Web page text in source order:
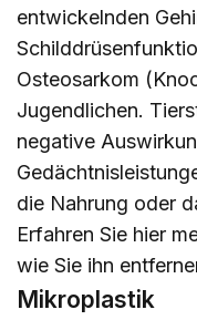
entwickelnden
Osteosarkom
Jugendlichen.
negative
die Nahrung oder
Erfahren Sie hier
wie Sie ihn
Mikroplastik